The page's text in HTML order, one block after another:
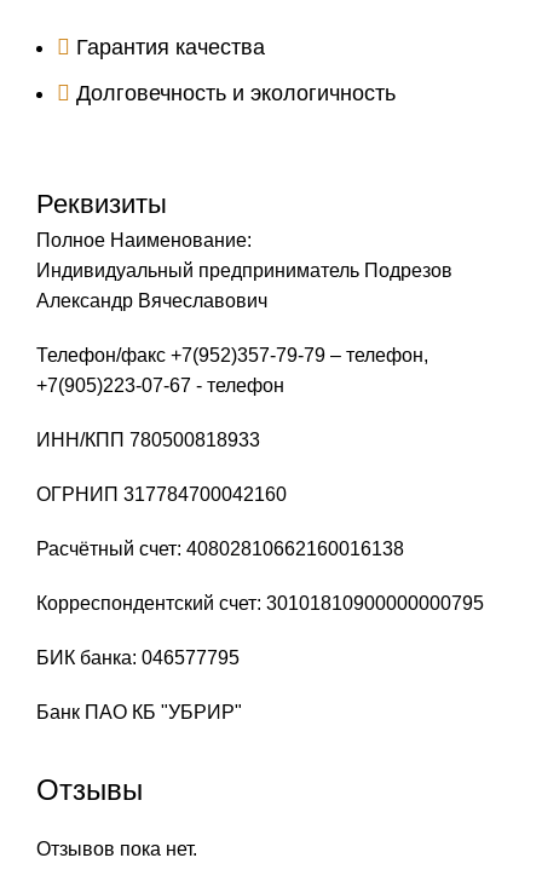
Гарантия качества
Долговечность и экологичность
Реквизиты
Полное Наименование:
Индивидуальный предприниматель Подрезов
Александр Вячеславович
Телефон/факс +7(952)357-79-79 – телефон,
+7(905)223-07-67 - телефон
ИНН/КПП 780500818933
ОГРНИП 317784700042160
Расчётный счет: 40802810662160016138
Корреспондентский счет: 30101810900000000795
БИК банка: 046577795
Банк ПАО КБ "УБРИР"
Отзывы
Отзывов пока нет.